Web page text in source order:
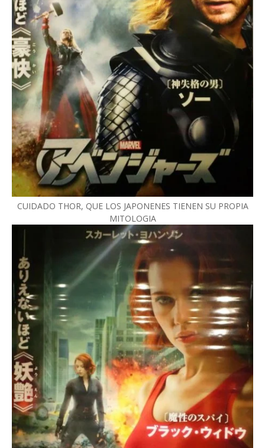
CUIDADO THOR, QUE LOS JAPONENES TIENEN SU PROPIA
MITOLOGIA